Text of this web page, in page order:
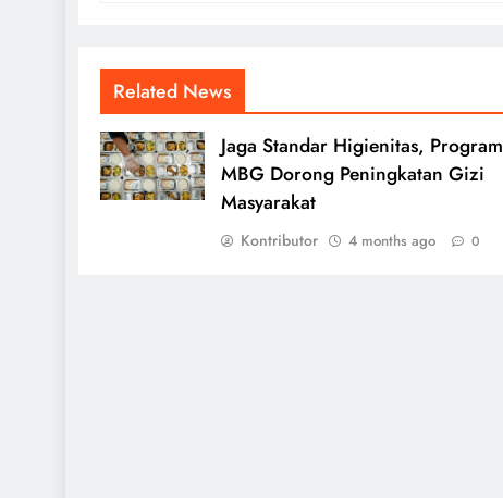
Related News
Jaga Standar Higienitas, Program
MBG Dorong Peningkatan Gizi
Masyarakat
Kontributor 4 months ago 0